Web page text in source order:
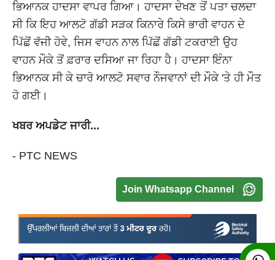
ਭਿਆਨਕ ਹਾਦਸਾ ਵਾਪਰ ਗਿਆ। ਹਾਦਸਾ ਦੇਖਣ ਤੋਂ ਪਤਾ ਚਲਦਾ
ਸੀ ਕਿ ਇਹ ਆਲਟੋ ਗੱਡੀ ਸੜਕ ਕਿਨਾਰੇ ਕਿਸੇ ਭਾਰੀ ਵਾਹਨ ਦੇ
ਪਿੱਛੋਂ ਵੱਜੀ ਹੋਵੇ, ਜਿਸ ਵਾਹਨ ਨਾਲ ਪਿੱਛੋਂ ਗੱਡੀ ਟਕਰਾਈ ਉਹ
ਵਾਹਨ ਮੌਕੇ ਤੋਂ ਫ਼ਰਾਰ ਦਸਿਆ ਜਾ ਰਿਹਾ ਹੈ। ਹਾਦਸਾ ਇੰਨਾ
ਭਿਆਨਕ ਸੀ ਕੇ ਚਾਰੋ ਆਲਟੋ ਸਵਾਰ ਨੌਜਵਾਨਾਂ ਦੀ ਮੌਕੇ 'ਤੇ ਹੀ ਮੌਤ
ਹੋ ਗਈ।
ਖਬਰ ਅਪਡੇਟ ਜਾਰੀ...
- PTC NEWS
Join Whatsapp Channel